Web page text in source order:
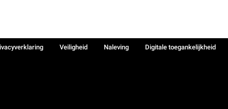
Veiligheid Naleving
Digitale toegankelijkheid